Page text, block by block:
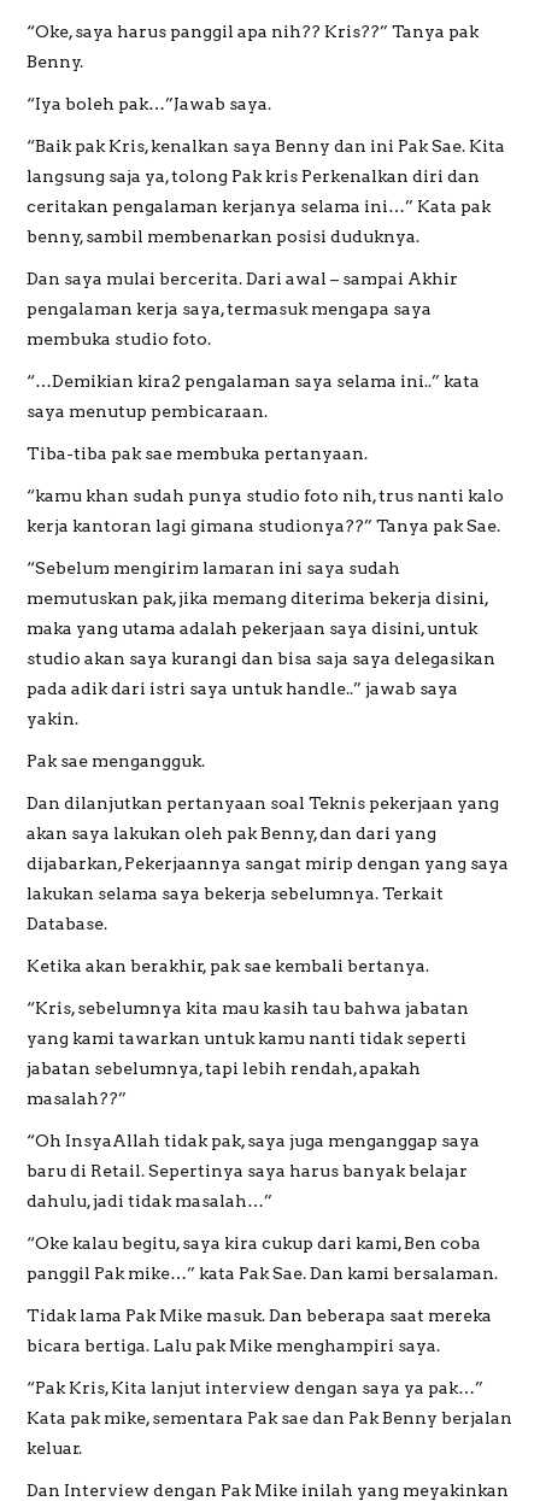
“Oke, saya harus panggil apa nih?? Kris??” Tanya pak
Benny.
“Iya boleh pak…”Jawab saya.
“Baik pak Kris, kenalkan saya Benny dan ini Pak Sae. Kita
langsung saja ya, tolong Pak kris Perkenalkan diri dan
ceritakan pengalaman kerjanya selama ini…” Kata pak
benny, sambil membenarkan posisi duduknya.
Dan saya mulai bercerita. Dari awal – sampai Akhir
pengalaman kerja saya, termasuk mengapa saya
membuka studio foto.
“…Demikian kira2 pengalaman saya selama ini..” kata
saya menutup pembicaraan.
Tiba-tiba pak sae membuka pertanyaan.
“kamu khan sudah punya studio foto nih, trus nanti kalo
kerja kantoran lagi gimana studionya??” Tanya pak Sae.
“Sebelum mengirim lamaran ini saya sudah
memutuskan pak, jika memang diterima bekerja disini,
maka yang utama adalah pekerjaan saya disini, untuk
studio akan saya kurangi dan bisa saja saya delegasikan
pada adik dari istri saya untuk handle..” jawab saya
yakin.
Pak sae mengangguk.
Dan dilanjutkan pertanyaan soal Teknis pekerjaan yang
akan saya lakukan oleh pak Benny, dan dari yang
dijabarkan, Pekerjaannya sangat mirip dengan yang saya
lakukan selama saya bekerja sebelumnya. Terkait
Database.
Ketika akan berakhir, pak sae kembali bertanya.
“Kris, sebelumnya kita mau kasih tau bahwa jabatan
yang kami tawarkan untuk kamu nanti tidak seperti
jabatan sebelumnya, tapi lebih rendah, apakah
masalah??”
“Oh InsyaAllah tidak pak, saya juga menganggap saya
baru di Retail. Sepertinya saya harus banyak belajar
dahulu, jadi tidak masalah…”
“Oke kalau begitu, saya kira cukup dari kami, Ben coba
panggil Pak mike…” kata Pak Sae. Dan kami bersalaman.
Tidak lama Pak Mike masuk. Dan beberapa saat mereka
bicara bertiga. Lalu pak Mike menghampiri saya.
“Pak Kris, Kita lanjut interview dengan saya ya pak…”
Kata pak mike, sementara Pak sae dan Pak Benny berjalan
keluar.
Dan Interview dengan Pak Mike inilah yang meyakinkan